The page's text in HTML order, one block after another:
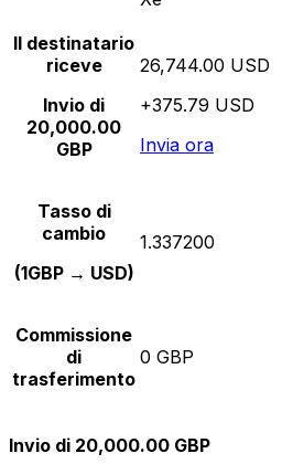
Il destinatario
riceve
Invio di
20,000.00
GBP
26,744.00 USD
+375.79 USD
Invia ora
Tasso di
cambio
(1GBP → USD)
1.337200
Commissione
di
trasferimento
0 GBP
Invio di 20,000.00 GBP